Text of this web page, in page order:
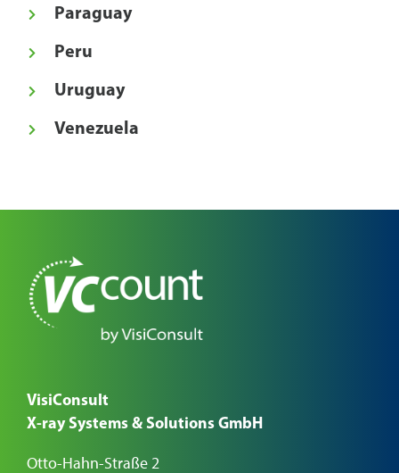
Paraguay
Peru
Uruguay
Venezuela
VisiConsult
X-ray Systems & Solutions GmbH
Otto-Hahn-Straße 2